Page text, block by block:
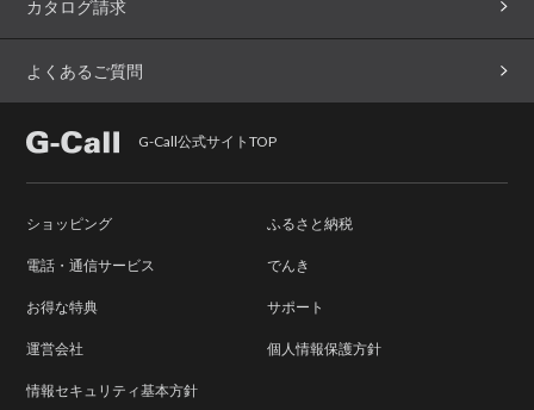
カタログ請求
よくあるご質問
G-Call公式サイトTOP
ショッピング ふるさと納税
電話・通信サービス でんき
お得な特典 サポート
運営会社 個人情報保護方針
情報セキュリティ基本方針